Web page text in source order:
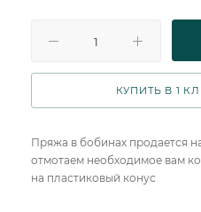
КУПИТЬ В 1
Пряжа в бобинах продается
отмотаем необходимое вам
на пластиковый конус